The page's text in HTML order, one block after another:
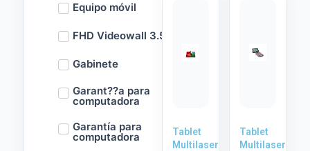
Equipo móvil
FHD Videowall 3.5m
Gabinete
Garant??a para
computadora
Garantía para
computadora
Tablet
Multilaser
Tablet
Multilaser